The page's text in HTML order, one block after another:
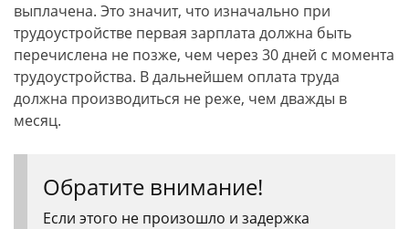
выплачена. Это значит, что изначально при
трудоустройстве первая зарплата должна быть
перечислена не позже, чем через 30 дней с момента
трудоустройства. В дальнейшем оплата труда
должна производиться не реже, чем дважды в
месяц.
Обратите внимание!
Если этого не произошло и задержка